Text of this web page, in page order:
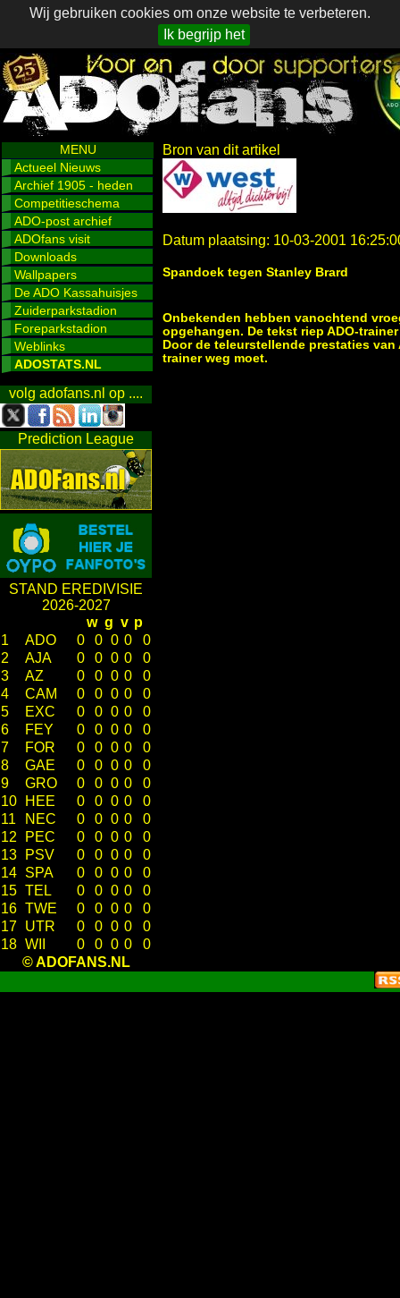
Wij gebruiken cookies om onze website te verbeteren.
Ik begrijp het
MENU
Actueel Nieuws
Archief 1905 - heden
Competitieschema
ADO-post archief
ADOfans visit
Downloads
Wallpapers
De ADO Kassahuisjes
Zuiderparkstadion
Foreparkstadion
Weblinks
ADOSTATS.NL
volg adofans.nl op ....
Prediction League
STAND EREDIVISIE
2026-2027
w g v p
1
ADO 0 0 0 0
0
2
AJA 0 0 0 0
0
3
AZ 0 0 0 0
0
4
CAM 0 0 0 0
0
5
EXC 0 0 0 0
0
6
FEY 0 0 0 0
0
7
FOR 0 0 0 0
0
8
GAE 0 0 0 0
0
9
GRO 0 0 0 0
0
10
HEE 0 0 0 0
0
11
NEC 0 0 0 0
0
12
PEC 0 0 0 0
0
13
PSV 0 0 0 0
0
14 SPA 0 0 0 0
0
15 TEL 0 0 0 0
0
16 TWE 0 0 0 0
0
17 UTR 0 0 0 0
0
18 WII 0 0 0 0
0
© ADOFANS.NL
Bron van dit artikel
Datum plaatsing: 10-03-2001
Spandoek tegen Stanley Brard
Onbekenden hebben vanochtend
opgehangen. De tekst riep ADO-
Door de teleurstellende prestaties
trainer weg moet.